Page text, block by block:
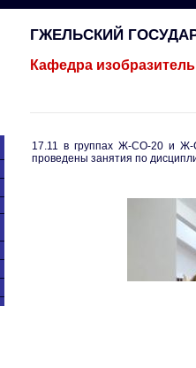
ГЖЕЛЬСКИЙ
Кафедра
17.11 в группах Ж-СО-20 и Ж-
проведены занятия по